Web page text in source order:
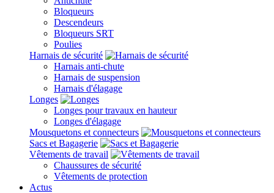
Bloqueurs
Descendeurs
Bloqueurs SRT
Poulies
Harnais de sécurité
Harnais anti-chute
Harnais de suspension
Harnais d'élagage
Longes
Longes pour travaux en hauteur
Longes d'élagage
Mousquetons et connecteurs
Sacs et Bagagerie
Vêtements de travail
Chaussures de sécurité
Vêtements de protection
Actus